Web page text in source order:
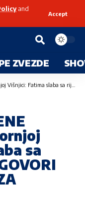
and
Accept
ZVEZDE
ŠOK ODGOVORI ZA SMIJEH DO SUZA (VIDEO)
sa